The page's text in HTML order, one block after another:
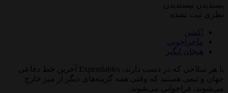
نشده
انگیز
با هر سلاحی که در دست دارند، Expendables آخرین خط دفاعی
هستند که وقتی همه گزینه‌های دیگر از میز خارج
می‌شوند.